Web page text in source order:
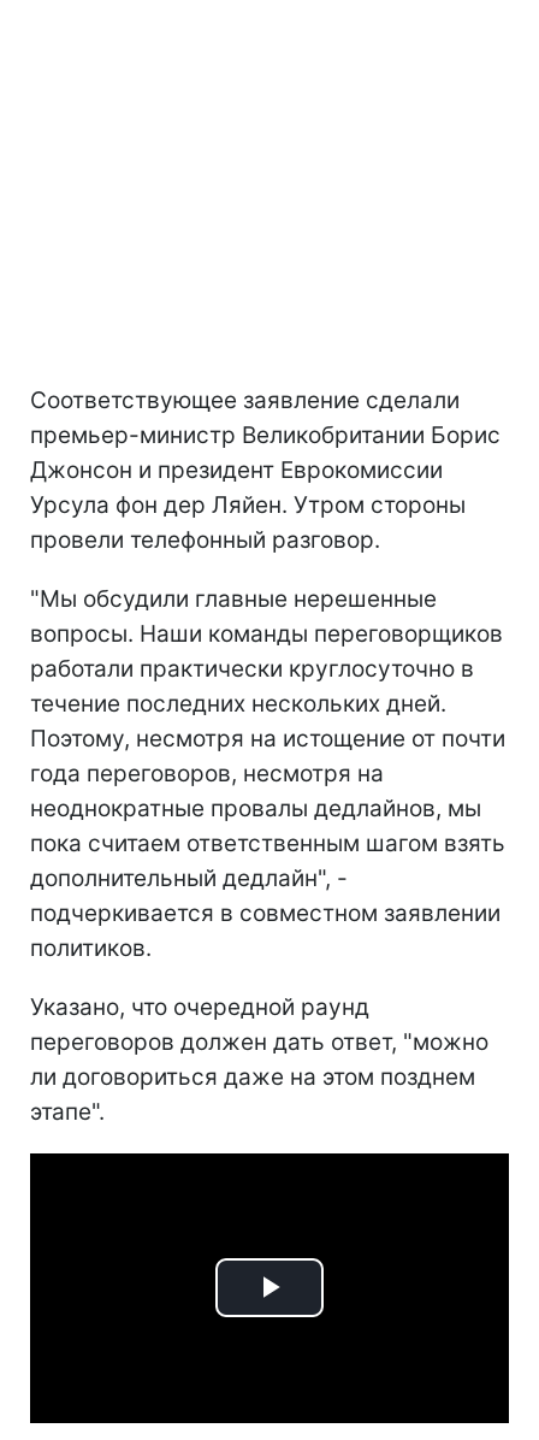
Соответствующее заявление сделали
премьер-министр Великобритании Борис
Джонсон и президент Еврокомиссии
Урсула фон дер Ляйен. Утром стороны
провели телефонный разговор.
"Мы обсудили главные нерешенные
вопросы. Наши команды переговорщиков
работали практически круглосуточно в
течение последних нескольких дней.
Поэтому, несмотря на истощение от почти
года переговоров, несмотря на
неоднократные провалы дедлайнов, мы
пока считаем ответственным шагом взять
дополнительный дедлайн", -
подчеркивается в совместном заявлении
политиков.
Указано, что очередной раунд
переговоров должен дать ответ, "можно
ли договориться даже на этом позднем
этапе".
Play